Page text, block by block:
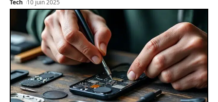
Tech 10 juin 2025